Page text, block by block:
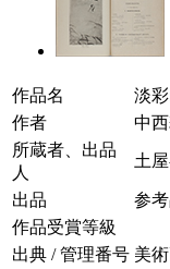
作品名
淡
作者
中西
所蔵者、出品
人
土
出品
参考
作品受賞等級
出典 / 管理番号 美